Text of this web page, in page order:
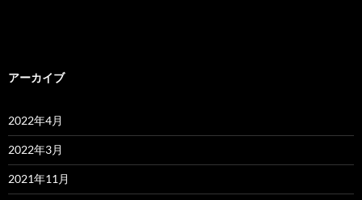
アーカイブ
2022年4月
2022年3月
2021年11月